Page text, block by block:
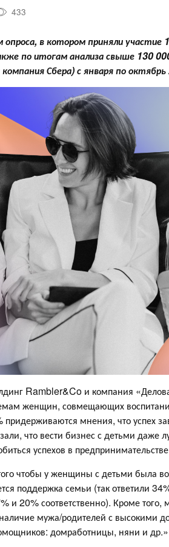
433
в котором приняли участие
по итогам анализа свыше 130
Сбера) с января по
Rambler&Co и компания
женщин, совмещающих
мнения, что успех
что вести бизнес с детьми даже
успехов в
чтобы у женщины с детьми была
поддержка семьи (так ответили
и 20% соответственно). Кроме
мужа/родителей с высокими
домработницы, няни и